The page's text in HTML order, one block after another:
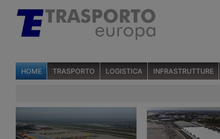
HOME TRASPORTO LOGISTICA INFRASTRUTTURE